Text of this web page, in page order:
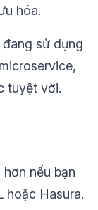
hóa.
đang sử dụng
tuyệt vời.
hơn nếu bạn
hoặc Hasura.